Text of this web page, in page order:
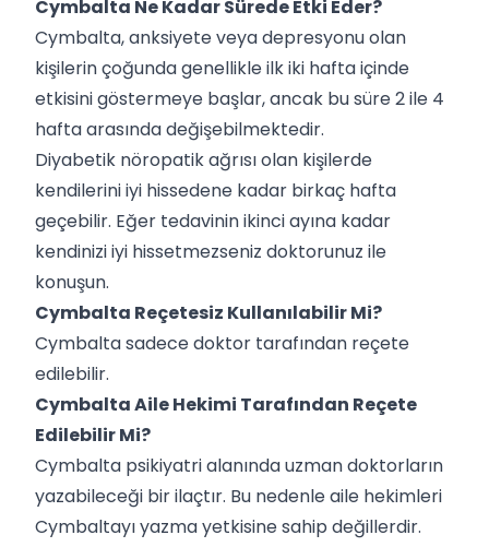
Cymbalta Ne Kadar Sürede Etki Eder?
Cymbalta, anksiyete veya depresyonu olan
kişilerin çoğunda genellikle ilk iki hafta içinde
etkisini göstermeye başlar, ancak bu süre 2 ile 4
hafta arasında değişebilmektedir.
Diyabetik nöropatik ağrısı olan kişilerde
kendilerini iyi hissedene kadar birkaç hafta
geçebilir. Eğer tedavinin ikinci ayına kadar
kendinizi iyi hissetmezseniz doktorunuz ile
konuşun.
Cymbalta Reçetesiz Kullanılabilir Mi?
Cymbalta sadece doktor tarafından reçete
edilebilir.
Cymbalta Aile Hekimi Tarafından Reçete
Edilebilir Mi?
Cymbalta psikiyatri alanında uzman doktorların
yazabileceği bir ilaçtır. Bu nedenle aile hekimleri
Cymbaltayı yazma yetkisine sahip değillerdir.